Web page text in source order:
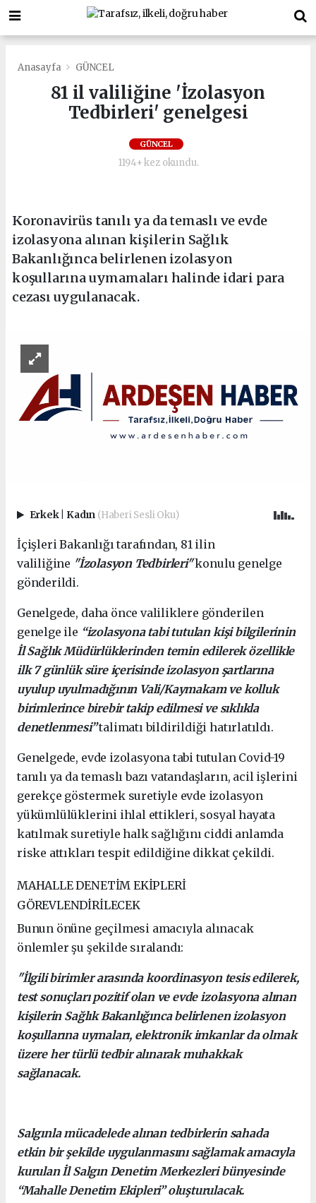
Anasayfa GÜNCEL
81 il valiliğine 'İzolasyon
Tedbirleri' genelgesi
GÜNCEL
1194+ kez okundu.
Koronavirüs tanılı ya da temaslı ve evde
izolasyona alınan kişilerin Sağlık
Bakanlığınca belirlenen izolasyon
koşullarına uymamaları halinde idari para
cezası uygulanacak.
Erkek Kadın (Haberi Sesli Oku)
İçişleri Bakanlığı tarafından, 81 ilin
valiliğine "İzolasyon Tedbirleri"konulu genelge
gönderildi.
Genelgede, daha önce valiliklere gönderilen
genelge ile “izolasyona tabi tutulan kişi bilgilerinin
İl Sağlık Müdürlüklerinden temin edilerek özellikle
ilk 7 günlük süre içerisinde izolasyon şartlarına
uyulup uyulmadığının Vali/Kaymakam ve kolluk
birimlerince birebir takip edilmesi ve sıklıkla
denetlenmesi”talimatı bildirildiği hatırlatıldı.
Genelgede, evde izolasyona tabi tutulan Covid-19
tanılı ya da temaslı bazı vatandaşların, acil işlerini
gerekçe göstermek suretiyle evde izolasyon
yükümlülüklerini ihlal ettikleri, sosyal hayata
katılmak suretiyle halk sağlığını ciddi anlamda
riske attıkları tespit edildiğine dikkat çekildi.
MAHALLE DENETİM EKİPLERİ
GÖREVLENDİRİLECEK
Bunun önüne geçilmesi amacıyla alınacak
önlemler şu şekilde sıralandı:
"İlgili birimler arasında koordinasyon tesis edilerek,
test sonuçları pozitif olan ve evde izolasyona alınan
kişilerin Sağlık Bakanlığınca belirlenen izolasyon
koşullarına uymaları, elektronik imkanlar da olmak
üzere her türlü tedbir alınarak muhakkak
sağlanacak.
Salgınla mücadelede alınan tedbirlerin sahada
etkin bir şekilde uygulanmasını sağlamak amacıyla
kurulan İl Salgın Denetim Merkezleri bünyesinde
“Mahalle Denetim Ekipleri” oluşturulacak.